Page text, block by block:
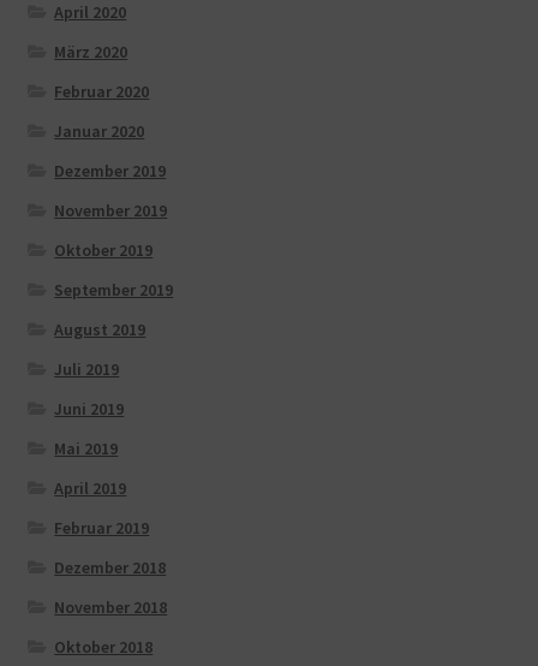
April 2020
März 2020
Februar 2020
Januar 2020
Dezember 2019
November 2019
Oktober 2019
September 2019
August 2019
Juli 2019
Juni 2019
Mai 2019
April 2019
Februar 2019
Dezember 2018
November 2018
Oktober 2018